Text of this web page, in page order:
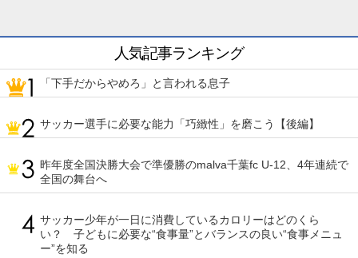
人気記事ランキング
「下手だからやめろ」と言われる息子
サッカー選手に必要な能力「巧緻性」を磨こう【後編】
昨年度全国決勝大会で準優勝のmalva千葉fc U-12、4年連続で
全国の舞台へ
サッカー少年が一日に消費しているカロリーはどのくら
い？ 子どもに必要な“食事量”とバランスの良い“食事メニュ
ー”を知る